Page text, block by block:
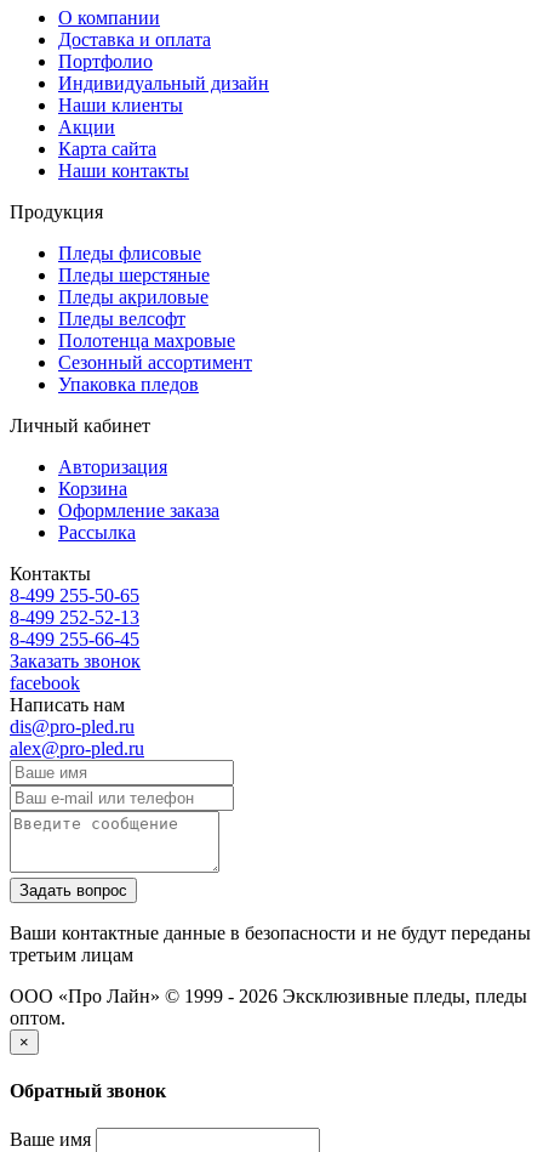
О компании
Доставка и оплата
Портфолио
Индивидуальный дизайн
Наши клиенты
Акции
Карта сайта
Наши контакты
Продукция
Пледы флисовые
Пледы шерстяные
Пледы акриловые
Пледы велсофт
Полотенца махровые
Сезонный ассортимент
Упаковка пледов
Личный кабинет
Авторизация
Корзина
Оформление заказа
Рассылка
Контакты
8-499 255-50-65
8-499 252-52-13
8-499 255-66-45
Заказать звонок
facebook
Написать нам
dis@pro-pled.ru
alex@pro-pled.ru
Ваши контактные данные в безопасности и не будут переданы
третьим лицам
ООО «Про Лайн» © 1999 - 2026 Эксклюзивные пледы, пледы
оптом.
×
Обратный звонок
Ваше имя